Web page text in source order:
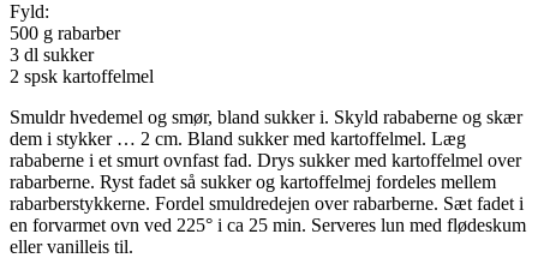
Fyld:
500 g rabarber
3 dl sukker
2 spsk kartoffelmel
Smuldr hvedemel og smør, bland sukker i. Skyld rababerne og skær
dem i stykker … 2 cm. Bland sukker med kartoffelmel. Læg
rababerne i et smurt ovnfast fad. Drys sukker med kartoffelmel over
rabarberne. Ryst fadet så sukker og kartoffelmej fordeles mellem
rabarberstykkerne. Fordel smuldredejen over rabarberne. Sæt fadet i
en forvarmet ovn ved 225° i ca 25 min. Serveres lun med flødeskum
eller vanilleis til.